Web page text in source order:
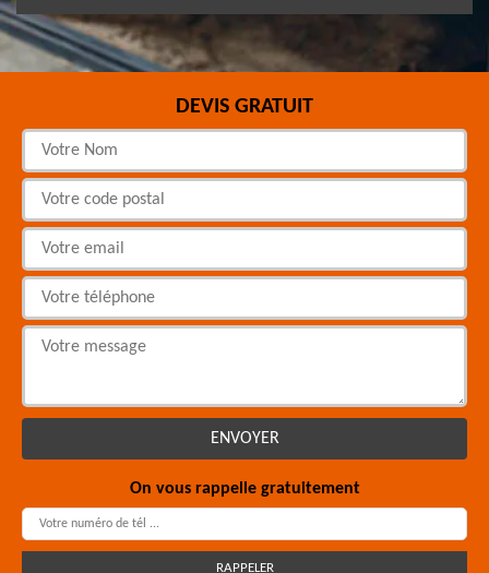
DEVIS GRATUIT
On vous rappelle gratuitement